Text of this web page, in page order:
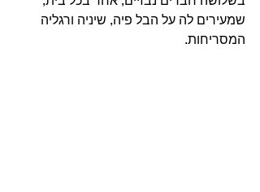
שמעירים לה על הבל פיה, שיניה ורגליה
המסריחות.